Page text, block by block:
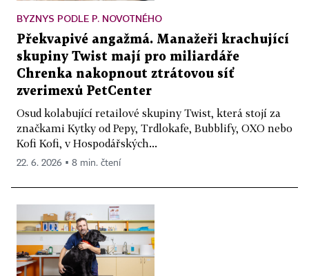
BYZNYS PODLE P. NOVOTNÉHO
Překvapivé angažmá. Manažeři krachující
skupiny Twist mají pro miliardáře
Chrenka nakopnout ztrátovou síť
zverimexů PetCenter
Osud kolabující retailové skupiny Twist, která stojí za
značkami Kytky od Pepy, Trdlokafe, Bubblify, OXO nebo
Kofi Kofi, v Hospodářských...
22. 6. 2026 ▪ 8 min. čtení